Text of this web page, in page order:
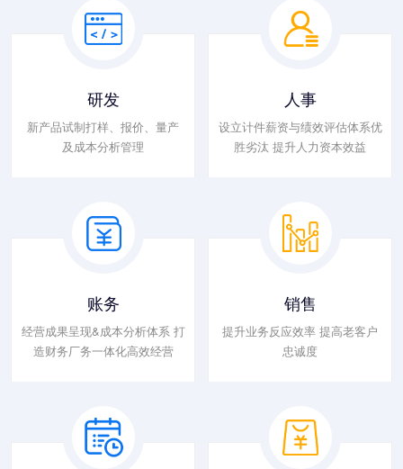
研发
新产品试制打样、报价、量产
及成本分析管理
人事
设立计件薪资与绩效评估体系优
胜劣汰 提升人力资本效益
账务
经营成果呈现&成本分析体系 打
造财务厂务一体化高效经营
销售
提升业务反应效率 提高老客户
忠诚度